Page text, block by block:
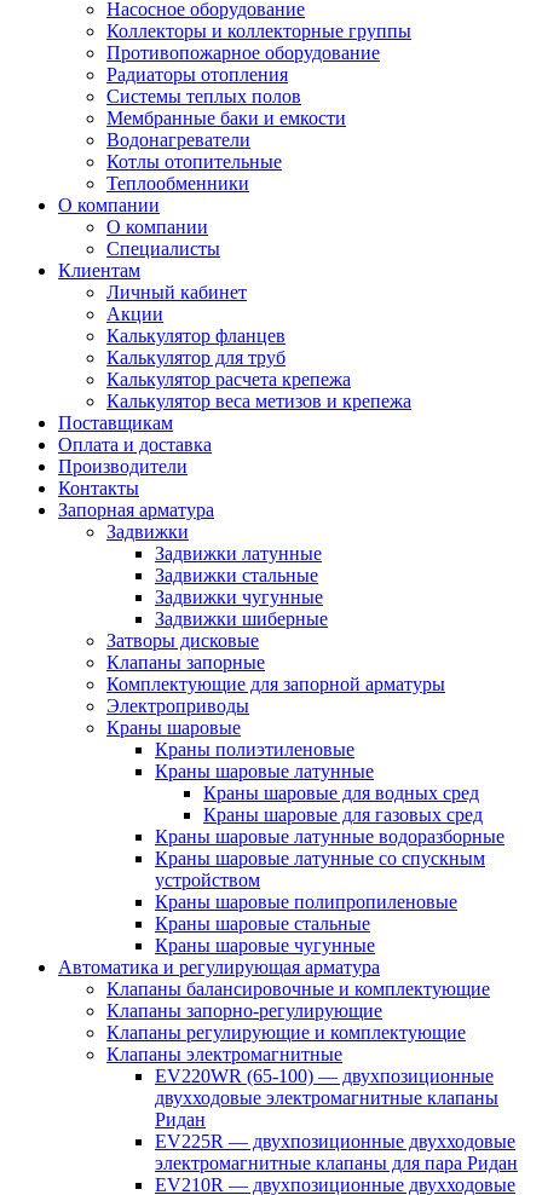
Насосное оборудование
Коллекторы и коллекторные группы
Противопожарное оборудование
Радиаторы отопления
Системы теплых полов
Мембранные баки и емкости
Водонагреватели
Котлы отопительные
Теплообменники
О компании
О компании
Специалисты
Клиентам
Личный кабинет
Акции
Калькулятор фланцев
Калькулятор для труб
Калькулятор расчета крепежа
Калькулятор веса метизов и крепежа
Поставщикам
Оплата и доставка
Производители
Контакты
Запорная арматура
Задвижки
Задвижки латунные
Задвижки стальные
Задвижки чугунные
Задвижки шиберные
Затворы дисковые
Клапаны запорные
Комплектующие для запорной арматуры
Электроприводы
Краны шаровые
Краны полиэтиленовые
Краны шаровые латунные
Краны шаровые для водных сред
Краны шаровые для газовых сред
Краны шаровые латунные водоразборные
Краны шаровые латунные со спускным
устройством
Краны шаровые полипропиленовые
Краны шаровые стальные
Краны шаровые чугунные
Автоматика и регулирующая арматура
Клапаны балансировочные и комплектующие
Клапаны запорно-регулирующие
Клапаны регулирующие и комплектующие
Клапаны электромагнитные
EV220WR (65-100) — двухпозиционные
двухходовые электромагнитные клапаны
Ридан
EV225R — двухпозиционные двухходовые
электромагнитные клапаны для пара Ридан
EV210R — двухпозиционные двухходовые